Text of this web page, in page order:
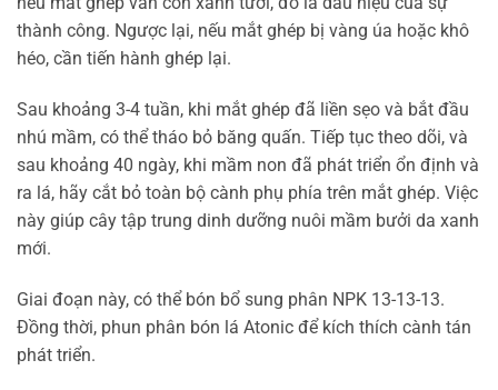
thành công. Ngược lại, nếu mắt ghép bị vàng úa hoặc khô
héo, cần tiến hành ghép lại.
Sau khoảng 3-4 tuần, khi mắt ghép đã liền sẹo và bắt đầu
nhú mầm, có thể tháo bỏ băng quấn. Tiếp tục theo dõi, và
sau khoảng 40 ngày, khi mầm non đã phát triển ổn định và
ra lá, hãy cắt bỏ toàn bộ cành phụ phía trên mắt ghép. Việc
này giúp cây tập trung dinh dưỡng nuôi mầm bưởi da xanh
mới.
Giai đoạn này, có thể bón bổ sung phân NPK 13-13-13.
Đồng thời, phun phân bón lá Atonic để kích thích cành tán
phát triển.